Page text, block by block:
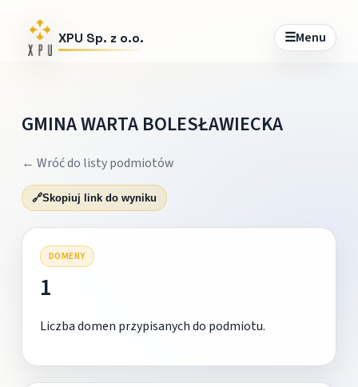
XPU Sp. z o.o. ☰Menu
GMINA WARTA BOLESŁAWIECKA
← Wróć do listy podmiotów
🔗Skopiuj link do wyniku
DOMENY
1
Liczba domen przypisanych do podmiotu.